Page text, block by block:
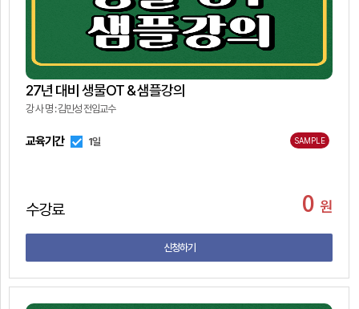
27년 대비 생물OT＆샘플강의
강 사 명 : 김민성 전임교수
교육기간 1일 SAMPLE
수강료 0 원
신청하기